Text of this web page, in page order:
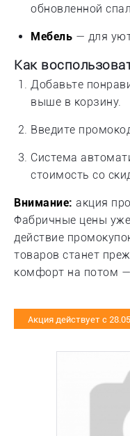
обновленной
Мебель — для
Как
Добавьте
выше в корзину.
Введите
Система
стоимость со
Внимание: акция
Фабричные цены
действие
товаров станет
комфорт на потом
Акция действует с